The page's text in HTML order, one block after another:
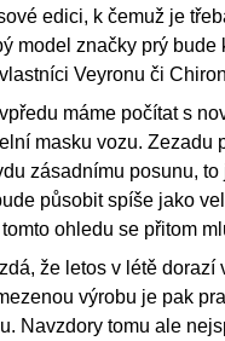
edici, k čemuž je
model značky prý
Veyronu či
máme počítat s
masku vozu. Zezadu
zásadnímu posunu,
působit spíše jako
ohledu se přitom
že letos v létě
výrobu je pak
Navzdory tomu ale